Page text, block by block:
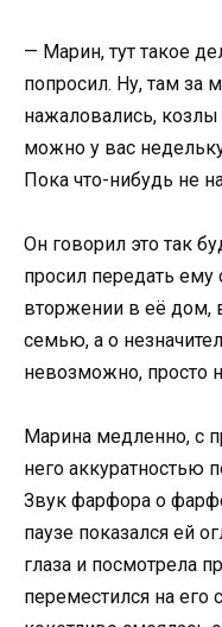
— Марин, тут такое
попросил. Ну, там за
нажаловались,
можно у вас
Пока что-нибудь не
Он говорил это так
просил передать ему
вторжении в её дом,
семью, а о
невозможно, просто
Марина медленно, с
него аккуратностью
Звук фарфора о
паузе показался ей
глаза и посмотрела
переместился на его